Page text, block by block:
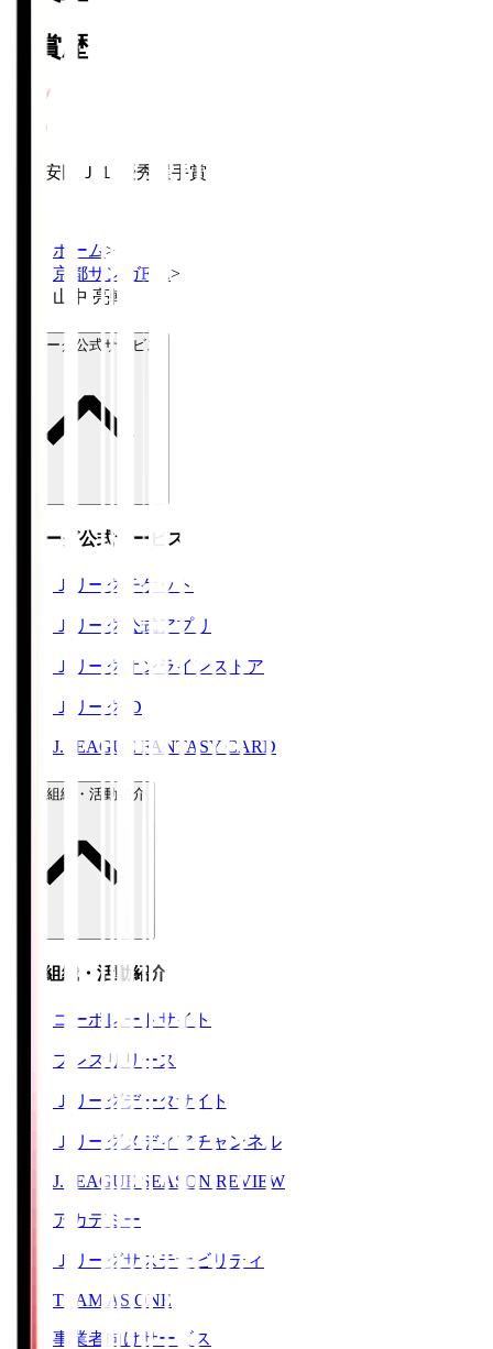
受賞歴
明治安田Ｊ１ 優秀選手賞
ホーム >
京都サンガF.C.>
山中 亮輔
Ｊリーグ公式サービス
Ｊリーグ公式サービス
Ｊリーグチケット
Ｊリーグ公式アプリ
Ｊリーグオンラインストア
ＪリーグID
J.LEAGUE FANTASY CARD
運営組織・活動紹介
運営組織・活動紹介
コーポレートサイト
プレスリリース
Ｊリーグデータサイト
Ｊリーグメディアチャンネル
J.LEAGUE SEASON REVIEW
アカデミー
Ｊリーグサステナビリティ
TEAM AS ONE
事業者向けサービス